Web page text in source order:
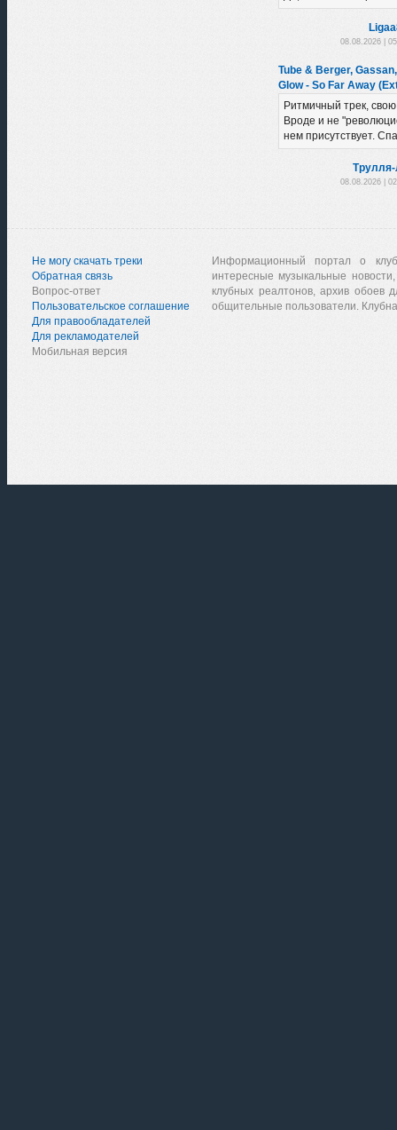
08.08.2026 |
Tube & Berger,
Glow - So Far Away
Ритмичный трек,
Вроде и не
нем присутствует.
08.08.2026 |
Не могу скачать треки
Обратная связь
Вопрос-ответ
Пользовательское соглашение
Для правообладателей
Для рекламодателей
Мобильная версия
Информационный портал о
интересные музыкальные
клубных реалтонов, архив обоев
общительные пользователи.